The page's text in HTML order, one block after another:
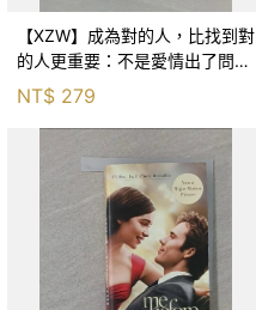
【XZW】成為對的人，比找到對
的人更重要：不是愛情出了問
題，而是認知需要升級！_Mr. P
NT$ 279